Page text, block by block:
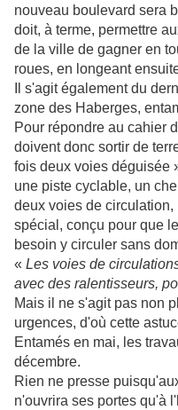
nouveau boulevard sera
doit, à terme, permettre
de la ville de gagner en
roues, en longeant
Il s'agit également du
zone des Haberges,
Pour répondre au cahier
doivent donc sortir de
fois deux voies déguisée
une piste cyclable, un
deux voies de circulation,
spécial, conçu pour que
besoin y circuler sans
« Les voies de
avec des ralentisseurs,
Mais il ne s'agit pas non
urgences, d'où cette
Entamés en mai, les
décembre.
Rien ne presse
n'ouvrira ses portes qu'à